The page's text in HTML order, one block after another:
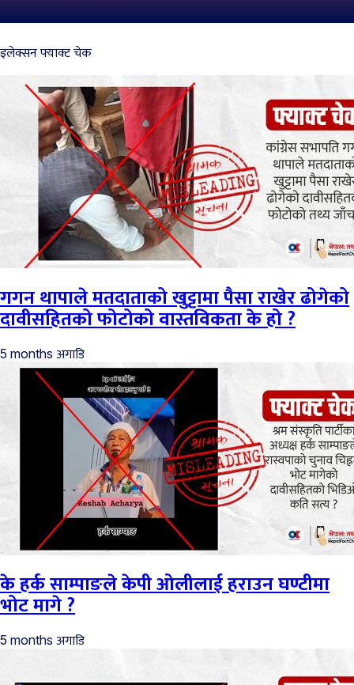
इलेक्सन फ्याक्ट चेक
गगन थापाले मतदाताको खुट्टामा पैसा राखेर ढोगेको
दावीसहितको फोटोको वास्तविकता के हो ?
5 months अगाडि
के हर्क साम्पाङले केपी ओलीलाई हराउन घण्टीमा
भोट मागे ?
5 months अगाडि